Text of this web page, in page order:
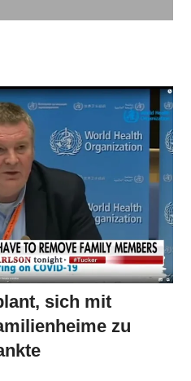
sich mit
zu